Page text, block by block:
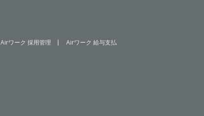
Airワーク 採用管理
Airワーク 給与支払